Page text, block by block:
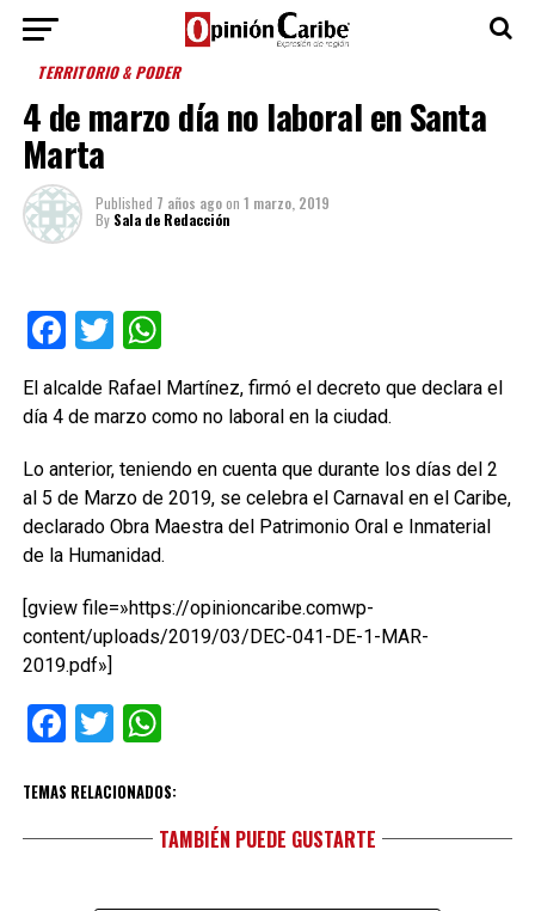
TERRITORIO & PODER
4 de marzo día no laboral en Santa
Marta
Published 7 años agoon 1 marzo, 2019
By Sala de Redacción
Facebook
TwitterWhatsApp
El alcalde Rafael Martínez, firmó el decreto que declara el
día 4 de marzo como no laboral en la ciudad.
Lo anterior, teniendo en cuenta que durante los días del 2
al 5 de Marzo de 2019, se celebra el Carnaval en el Caribe,
declarado Obra Maestra del Patrimonio Oral e Inmaterial
de la Humanidad.
[gview file=»https://opinioncaribe.comwp-
content/uploads/2019/03/DEC-041-DE-1-MAR-
2019.pdf»]
Facebook
TwitterWhatsApp
TEMAS RELACIONADOS:
TAMBIÉN PUEDE GUSTARTE